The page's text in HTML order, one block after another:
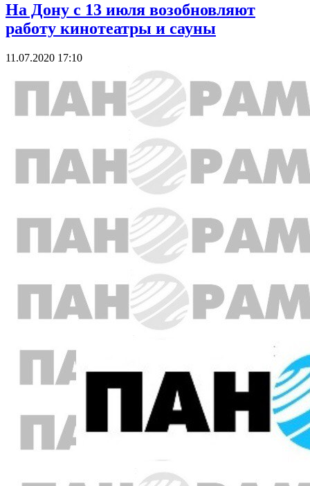
На Дону с 13 июля возобновляют
работу кинотеатры и сауны
11.07.2020 17:10